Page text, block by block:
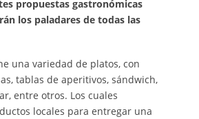
propuestas gastronómicas
los paladares de todas las
una variedad de platos, con
tablas de aperitivos, sándwich,
entre otros. Los cuales
locales para entregar una